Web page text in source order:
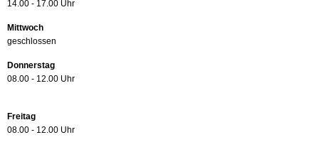
14.00 - 17.00 Uhr
Mittwoch
geschlossen
Donnerstag
08.00 - 12.00 Uhr
Freitag
08.00 - 12.00 Uhr